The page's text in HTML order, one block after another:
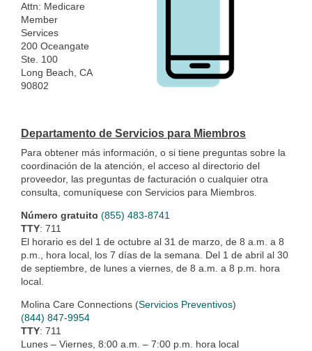
Attn: Medicare
Member
Services
200 Oceangate
Ste. 100
Long Beach, CA
90802
Departamento de Servicios para Miembros
Para obtener más información, o si tiene preguntas sobre la
coordinación de la atención, el acceso al directorio del
proveedor, las preguntas de facturación o cualquier otra
consulta, comuníquese con Servicios para Miembros.
Número gratuito: (855) 483-8741
TTY: 711
El horario es del 1 de octubre al 31 de marzo, de 8 a.m. a 8
p.m., hora local, los 7 días de la semana. Del 1 de abril al 30
de septiembre, de lunes a viernes, de 8 a.m. a 8 p.m. hora
local.
Molina Care Connections (Servicios Preventivos)
(844) 847-9954
TTY: 711
Lunes – Viernes, 8:00 a.m. – 7:00 p.m. hora local